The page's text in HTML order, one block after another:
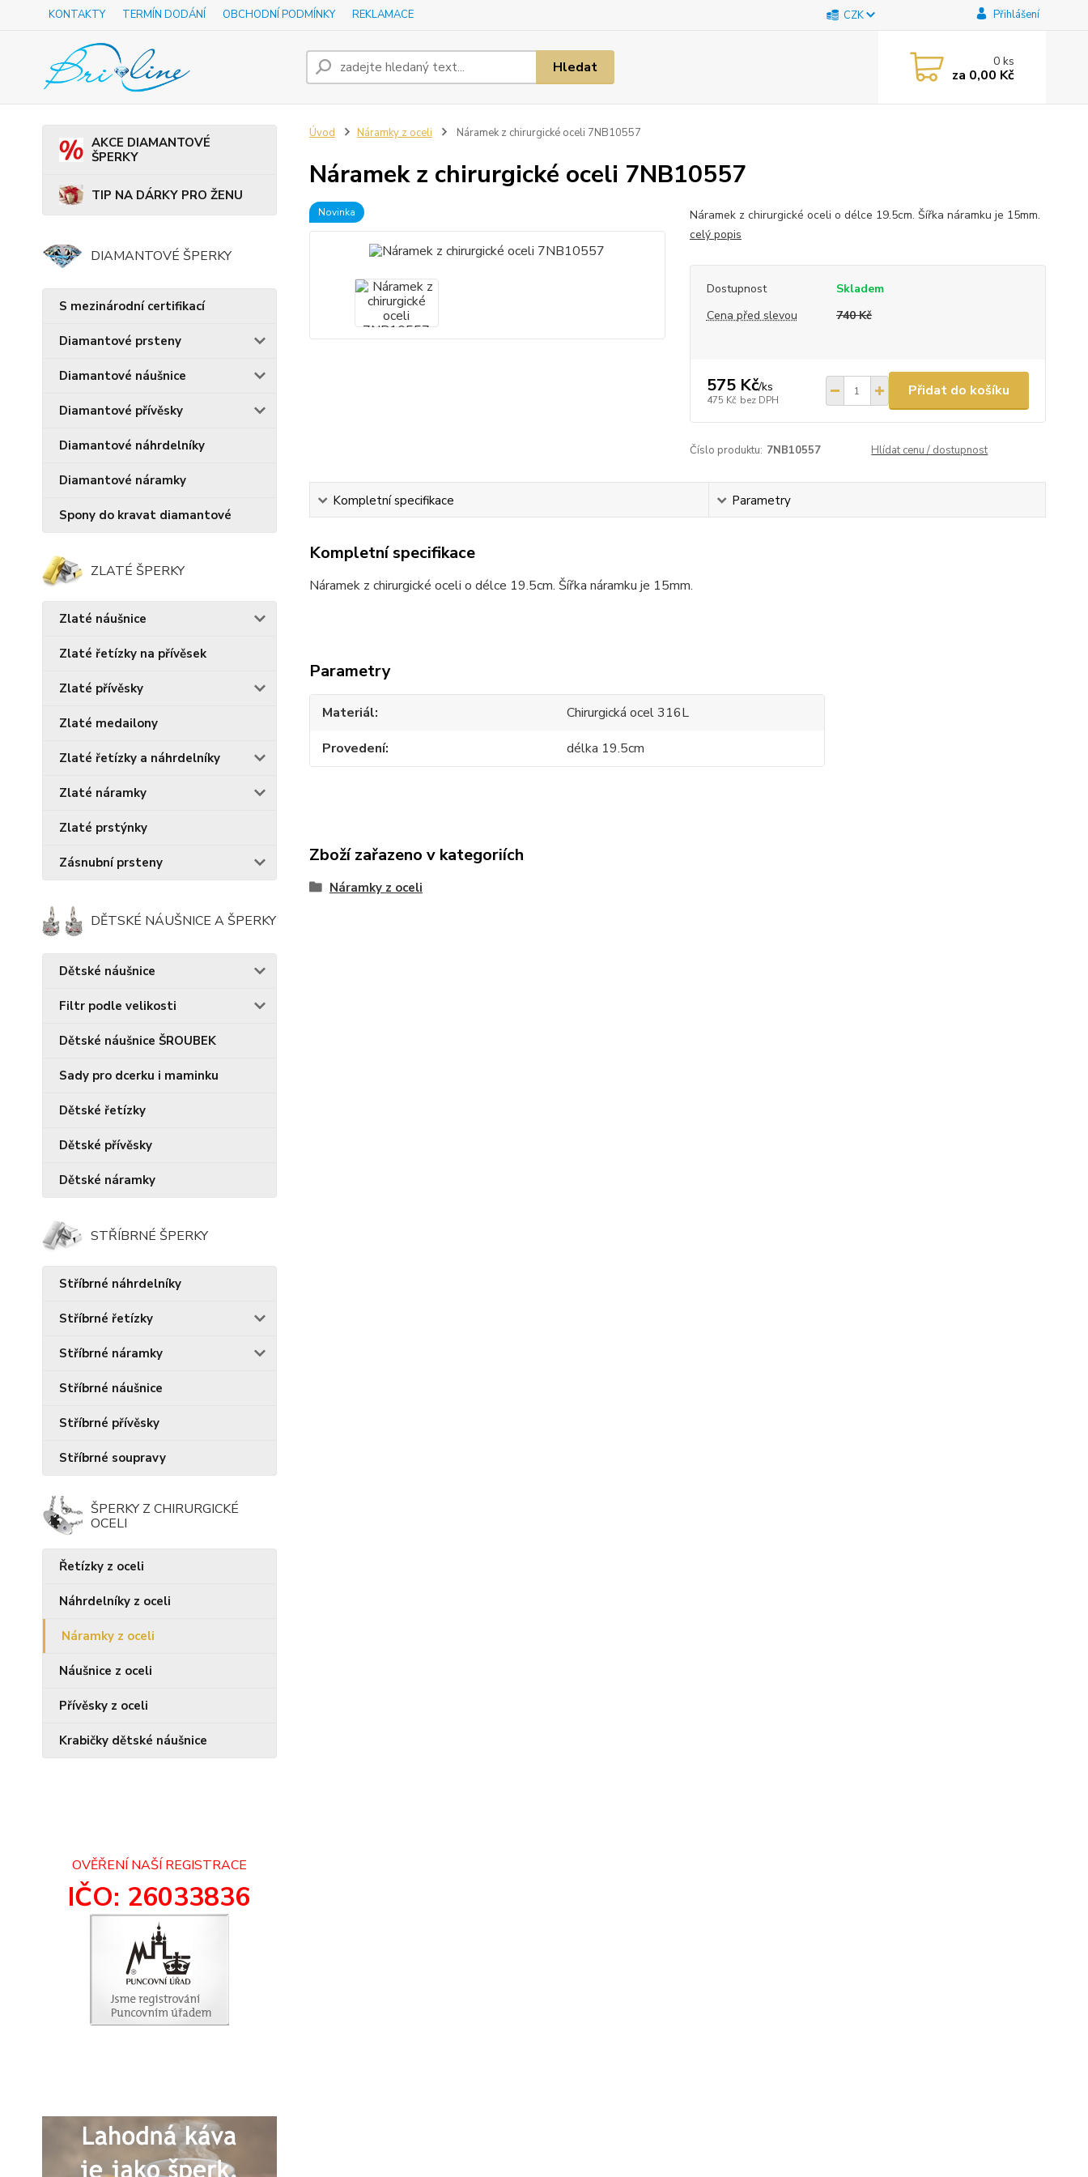
KONTAKTY TERMÍN DODÁNÍ OBCHODNÍ PODMÍNKY REKLAMACE CZK Přihlášení
Hledat 0ks
za 0,00 Kč
AKCE DIAMANTOVÉ
ŠPERKY
TIP NA DÁRKY PRO ŽENU
DIAMANTOVÉ ŠPERKY
S mezinárodní certifikací
Diamantové prsteny
Diamantové náušnice
Diamantové přívěsky
Diamantové náhrdelníky
Diamantové náramky
Spony do kravat diamantové
ZLATÉ ŠPERKY
Zlaté náušnice
Zlaté řetízky na přívěsek
Zlaté přívěsky
Zlaté medailony
Zlaté řetízky a náhrdelníky
Zlaté náramky
Zlaté prstýnky
Zásnubní prsteny
DĚTSKÉ NÁUŠNICE A ŠPERKY
Dětské náušnice
Filtr podle velikosti
Dětské náušnice ŠROUBEK
Sady pro dcerku i maminku
Dětské řetízky
Dětské přívěsky
Dětské náramky
STŘÍBRNÉ ŠPERKY
Stříbrné náhrdelníky
Stříbrné řetízky
Stříbrné náramky
Stříbrné náušnice
Stříbrné přívěsky
Stříbrné soupravy
ŠPERKY Z CHIRURGICKÉ
OCELI
Řetízky z oceli
Náhrdelníky z oceli
Náramky z oceli
Náušnice z oceli
Přívěsky z oceli
Krabičky dětské náušnice
OVĚŘENÍ NAŠÍ REGISTRACE
IČO: 26033836
Úvod Náramky z oceli Náramek z chirurgické oceli 7NB10557
Náramek z chirurgické oceli 7NB10557
Novinka
Náramek z chirurgické oceli o délce 19.5cm. Šířka náramku je 15mm.
celý popis
Dostupnost
Skladem
Cena před slevou
740 Kč
575 Kč/ks
475 Kč bez DPH
Přidat do košíku
Číslo produktu: 7NB10557 Hlídat cenu / dostupnost
Kompletní specifikace Parametry
Kompletní specifikace
Náramek z chirurgické oceli o délce 19.5cm. Šířka náramku je 15mm.
Parametry
Materiál
Chirurgická ocel 316L
Provedení
délka 19.5cm
Zboží zařazeno v kategoriích
Náramky z oceli